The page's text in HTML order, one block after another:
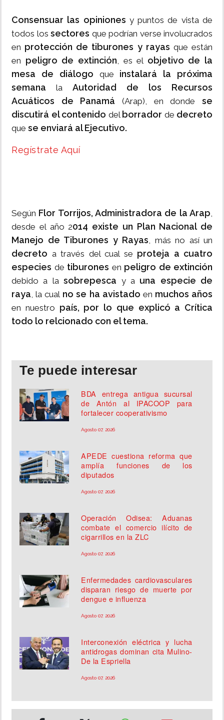
Consensuar las opiniones y puntos de vista de
todos los sectores que podrían verse involucrados
en protección de tiburones y rayas que están
en peligro de extinción, es el objetivo de la
mesa de diálogo que instalará la próxima
semana la Autoridad de los Recursos
Acuáticos de Panamá (Arap), en donde se
discutirá el contenido del borrador de decreto
que se enviará al Ejecutivo.
Regístrate Aquí
Según Flor Torrijos, Administradora de la Arap,
desde el año 2014 existe un Plan Nacional de
Manejo de Tiburones y Rayas, más no así un
decreto a través del cual se proteja a cuatro
especies de tiburones en peligro de extinción
debido a lasobrepesca y a una especie de
raya, la cual no se ha avistado en muchos años
en nuestro país, por lo que explicó a Crítica
todo lo relcionado con el tema.
Te puede interesar
BDA entrega antigua sucursal
de Antón al IPACOOP para
fortalecer cooperativismo
Agosto 07, 2026
APEDE cuestiona reforma que
amplía funciones de los
diputados
Agosto 07, 2026
Operación Odisea: Aduanas
combate el comercio ilícito de
cigarrillos en la ZLC
Agosto 07, 2026
Enfermedades cardiovasculares
disparan riesgo de muerte por
dengue e influenza
Agosto 07, 2026
Interconexión eléctrica y lucha
antidrogas dominan cita Mulino-
De la Espriella
Agosto 07, 2026